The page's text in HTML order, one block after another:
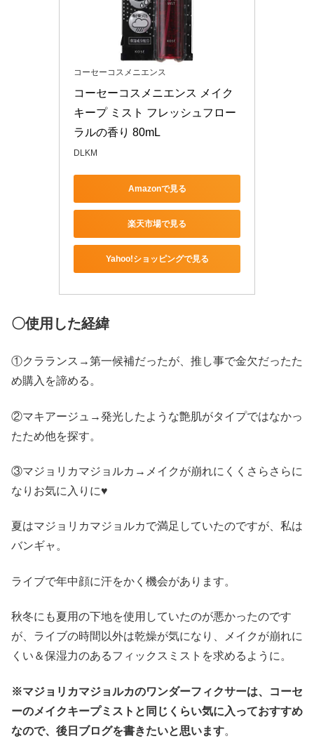
コーセーコスメニエンス
コーセーコスメニエンス メイク
キープ ミスト フレッシュフロー
ラルの香り 80mL
DLKM
Amazonで見る
楽天市場で見る
Yahoo!ショッピングで見る
〇使用した経緯
①クラランス→第一候補だったが、推し事で金欠だったた
め購入を諦める。
②マキアージュ→発光したような艶肌がタイプではなかっ
たため他を探す。
③マジョリカマジョルカ→メイクが崩れにくくさらさらに
なりお気に入りに♥
夏はマジョリカマジョルカで満足していたのですが、私は
バンギャ。
ライブで年中顔に汗をかく機会があります。
秋冬にも夏用の下地を使用していたのが悪かったのです
が、ライブの時間以外は乾燥が気になり、メイクが崩れに
くい＆保湿力のあるフィックスミストを求めるように。
※マジョリカマジョルカのワンダーフィクサーは、コーセ
ーのメイクキープミストと同じくらい気に入っておすすめ
なので、後日ブログを書きたいと思います。